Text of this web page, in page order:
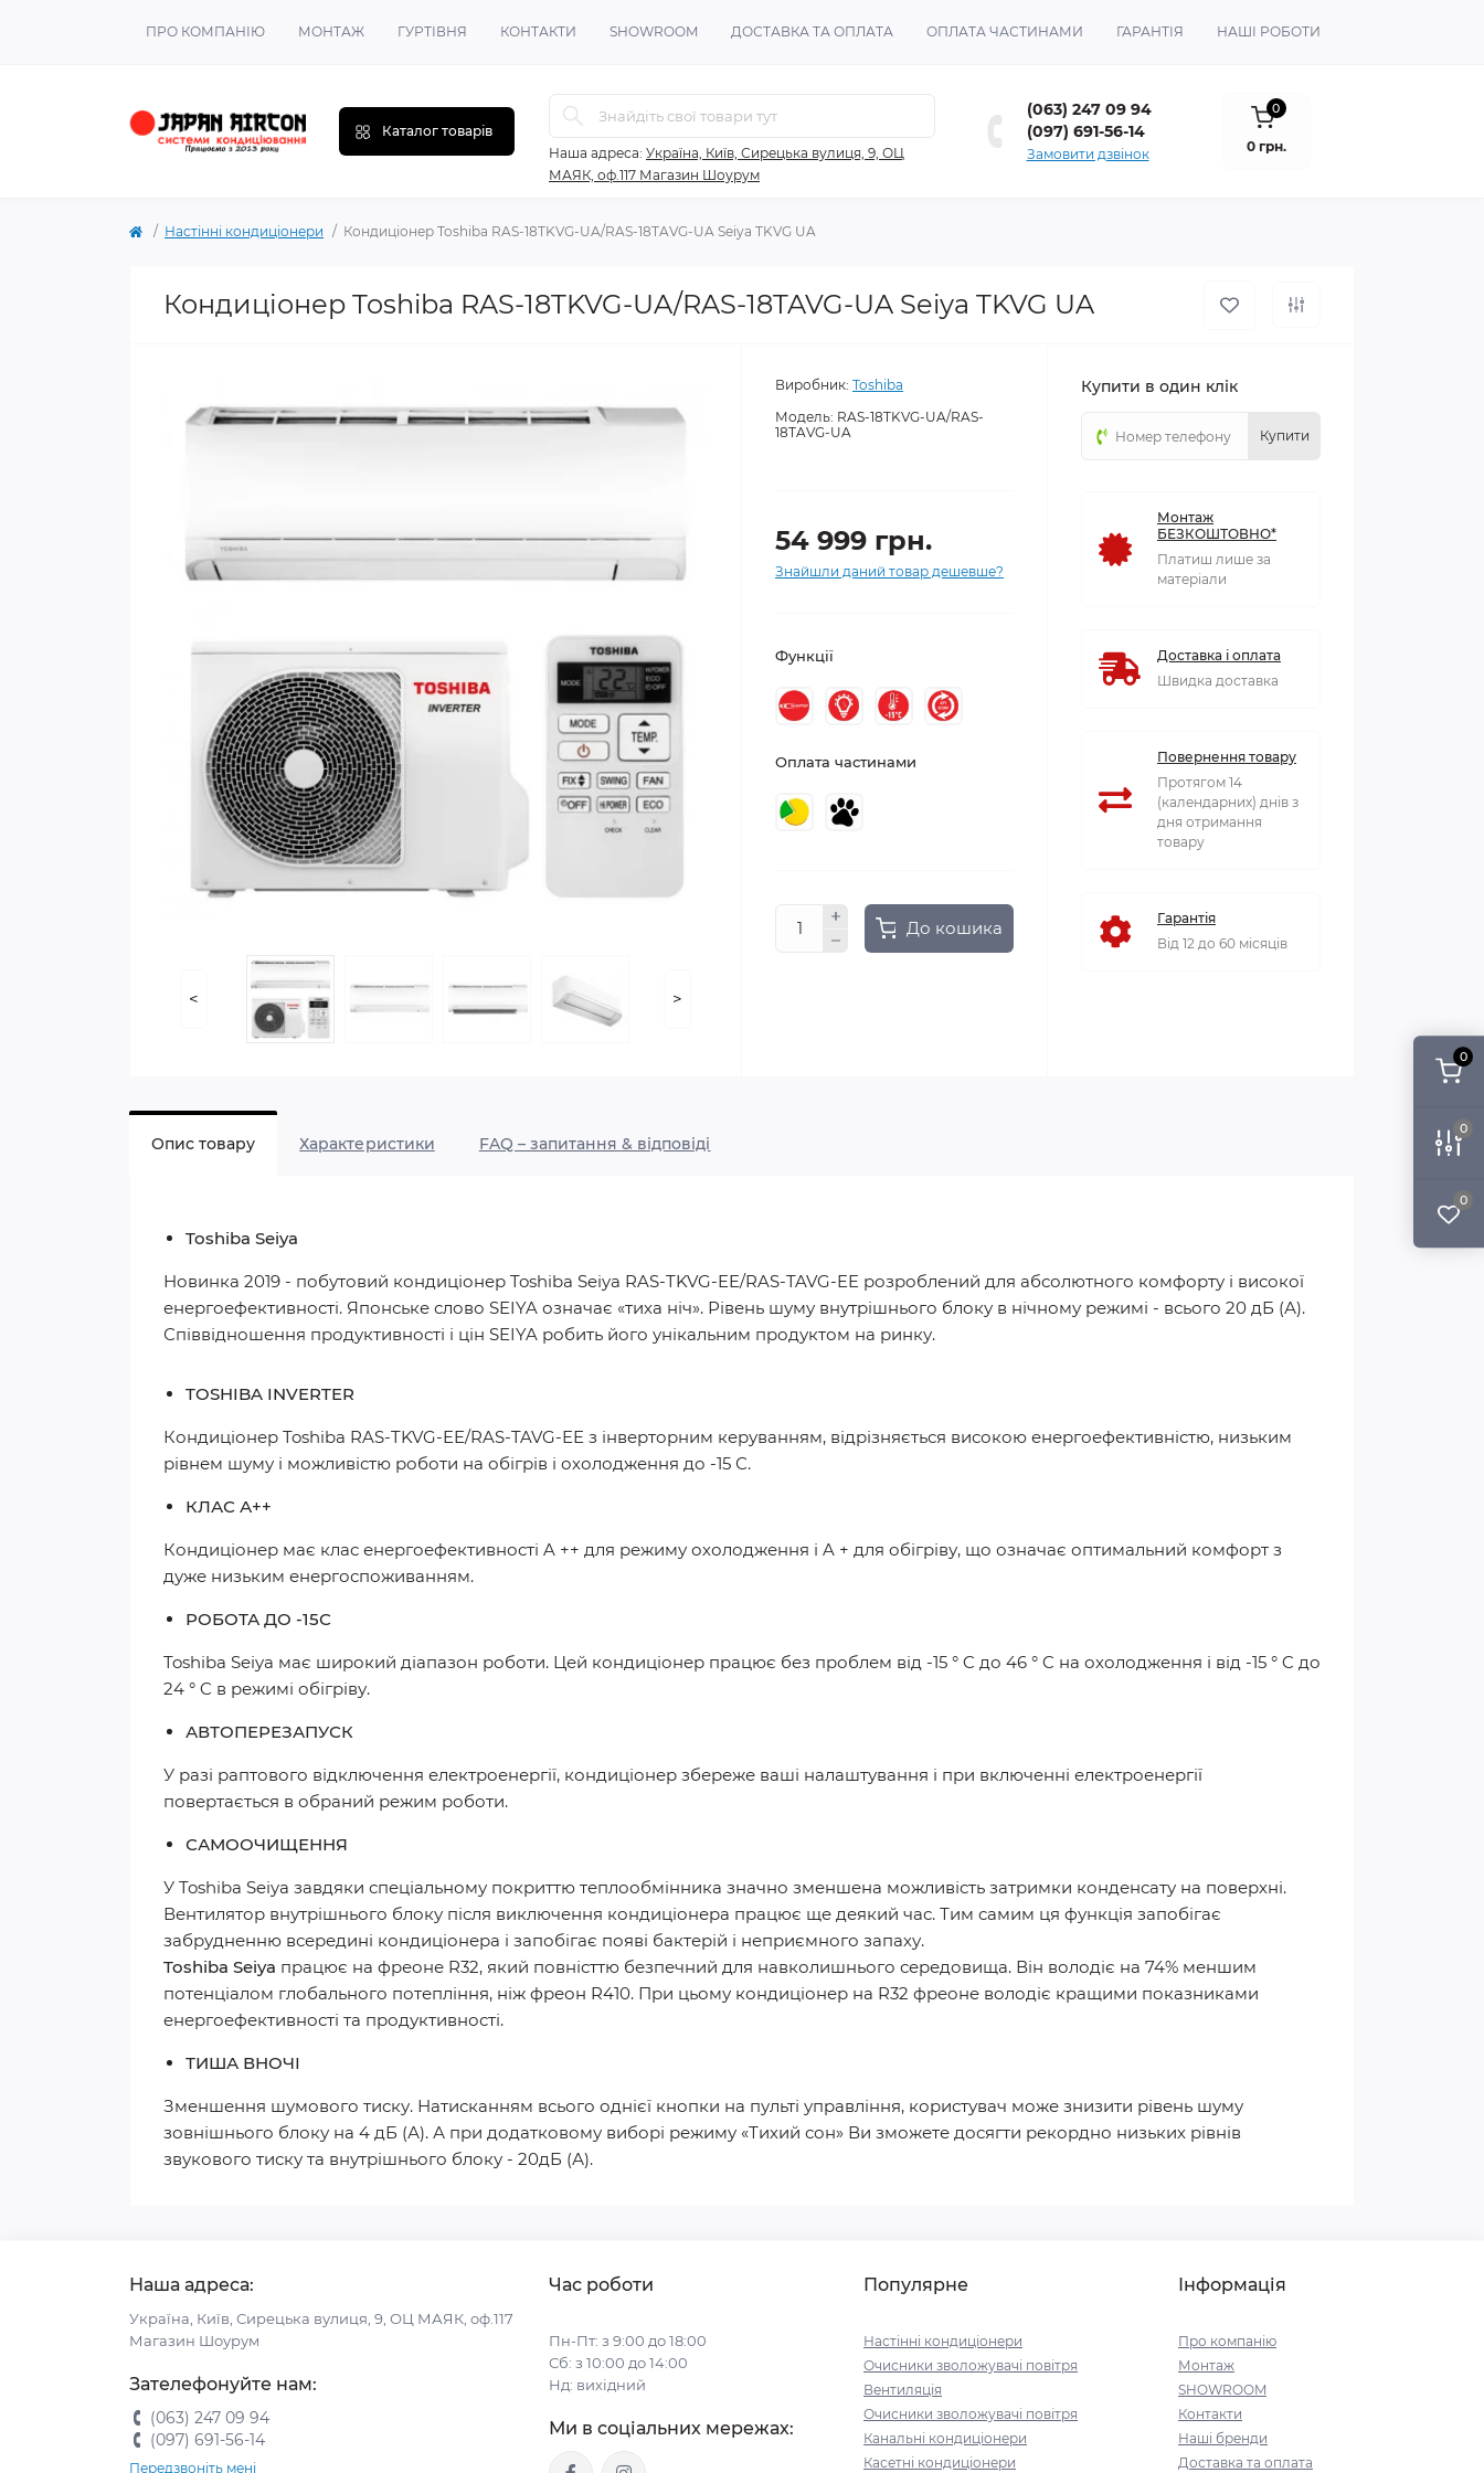
0
0
0
ПРО КОМПАНІЮ МОНТАЖ ГУРТІВНЯ КОНТАКТИ SHOWROOM ДОСТАВКА ТА ОПЛАТА ОПЛАТА ЧАСТИНАМИ ГАРАНТІЯ НАШІ РОБОТИ
Каталог товарів
Наша адреса: Україна, Київ, Сирецька вулиця, 9, ОЦ
МАЯК, оф.117 Магазин Шоурум
(063) 247 09 94
(097) 691-56-14
Замовити дзвінок
0
0 грн.
Настінні кондиціонери Кондиціонер Toshiba RAS-18TKVG-UA/RAS-18TAVG-UA Seiya TKVG UA
Кондиціонер Toshiba RAS-18TKVG-UA/RAS-18TAVG-UA Seiya TKVG UA
< >
Виробник: Toshiba
Модель: RAS-18TKVG-UA/RAS-
18TAVG-UA
54 999 грн.
Знайшли даний товар дешевше?
Функції
Оплата частинами
До кошика
Купити в один клік
Купити
Монтаж
БЕЗКОШТОВНО*
Платиш лише за
матеріали
Доставка і оплата
Швидка доставка
Повернення товару
Протягом 14
(календарних) днів з
дня отримання
товару
Гарантія
Від 12 до 60 місяців
Опис товару Характеристики FAQ – запитання & відповіді
Toshiba Seiya
Новинка 2019 - побутовий кондиціонер Toshiba Seiya RAS-TKVG-EE/RAS-TAVG-EE розроблений для абсолютного комфорту і високої
енергоефективності. Японське слово SEIYA означає «тиха ніч». Рівень шуму внутрішнього блоку в нічному режимі - всього 20 дБ (А).
Співвідношення продуктивності і цін SEIYA робить його унікальним продуктом на ринку.
TOSHIBA INVERTER
Кондиціонер Toshiba RAS-TKVG-EE/RAS-TAVG-EE з інверторним керуванням, відрізняється високою енергоефективністю, низьким
рівнем шуму і можливістю роботи на обігрів і охолодження до -15 С.
КЛАС А++
Кондиціонер має клас енергоефективності A ++ для режиму охолодження і A + для обігріву, що означає оптимальний комфорт з
дуже низьким енергоспоживанням.
РОБОТА ДО -15С
Toshiba Seiya має широкий діапазон роботи. Цей кондиціонер працює без проблем від -15 ° C до 46 ° C на охолодження і від -15 ° C до
24 ° C в режимі обігріву.
АВТОПЕРЕЗАПУСК
У разі раптового відключення електроенергії, кондиціонер збереже ваші налаштування і при включенні електроенергії
повертається в обраний режим роботи.
САМООЧИЩЕННЯ
У Toshiba Seiya завдяки спеціальному покриттю теплообмінника значно зменшена можливість затримки конденсату на поверхні.
Вентилятор внутрішнього блоку після виключення кондиціонера працює ще деякий час. Тим самим ця функція запобігає
забрудненню всередині кондиціонера і запобігає появі бактерій і неприємного запаху.
Toshiba Seiya працює на фреоне R32, який повністтю безпечний для навколишнього середовища. Він володіє на 74% меншим
потенціалом глобального потепління, ніж фреон R410. При цьому кондиціонер на R32 фреоне володіє кращими показниками
енергоефективності та продуктивності.
ТИША ВНОЧІ
Зменшення шумового тиску. Натисканням всього однієї кнопки на пульті управління, користувач може знизити рівень шуму
зовнішнього блоку на 4 дБ (А). А при додатковому виборі режиму «Тихий сон» Ви зможете досягти рекордно низьких рівнів
звукового тиску та внутрішнього блоку - 20дБ (А).
Наша адреса:
Україна, Київ, Сирецька вулиця, 9, ОЦ МАЯК, оф.117
Магазин Шоурум
Зателефонуйте нам:
(063) 247 09 94
(097) 691-56-14
Передзвоніть мені
Час роботи
Пн-Пт: з 9:00 до 18:00
Сб: з 10:00 до 14:00
Нд: вихідний
Ми в соціальних мережах:
Популярне
Настінні кондиціонери
Очисники зволожувачі повітря
Вентиляція
Очисники зволожувачі повітря
Канальні кондиціонери
Касетні кондиціонери
Інформація
Про компанію
Монтаж
SHOWROOM
Контакти
Наші бренди
Доставка та оплата